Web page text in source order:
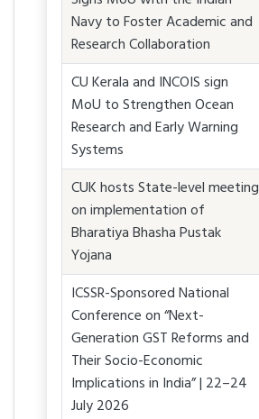
Navy to Foster Academic and
Research Collaboration
CU Kerala and INCOIS sign
MoU to Strengthen Ocean
Research and Early Warning
Systems
CUK hosts State-level meeting
on implementation of
Bharatiya Bhasha Pustak
Yojana
ICSSR-Sponsored National
Conference on “Next-
Generation GST Reforms and
Their Socio-Economic
Implications in India” | 22–24
July 2026